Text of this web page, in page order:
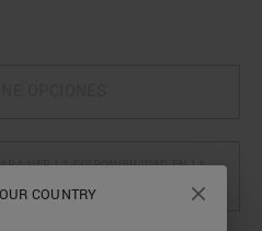
VER LA DISPONIBILIDAD EN LA
COUNTRY